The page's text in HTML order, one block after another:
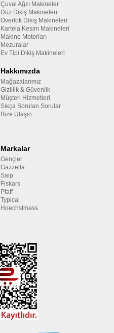
Çuval Ağzı Makineler
Düz Dikiş Makineleri
Overlok Dikiş Makineleri
Kartela Kesim Makineleri
Makine Motorları
Mezuralar
Ev Tipi Dikiş Makineleri
Hakkımızda
Mağazalarımız
Gizlilik & Güvenlik
Müşteri Hizmetleri
Sıkça Sorulan Sorular
Bize Ulaşın
Markalar
Gençler
Gazzella
Saip
Fiskars
Pfaff
Typical
Hoechstmass